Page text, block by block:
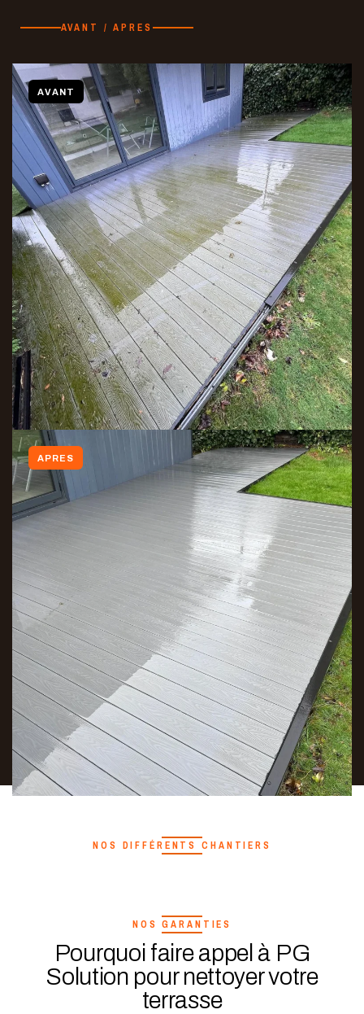
AVANT / APRES
AVANT
APRES
NOS DIFFÉRENTS CHANTIERS
NOS GARANTIES
Pourquoi faire appel à PG
Solution pour nettoyer votre
terrasse